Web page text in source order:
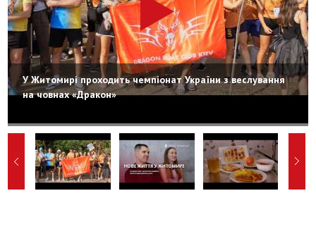
У Житомирі проходить чемпіонат України з веслування
на човнах «Дракон»